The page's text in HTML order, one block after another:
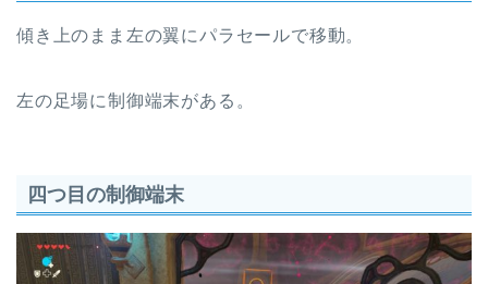
傾き上のまま左の翼にパラセールで移動。
左の足場に制御端末がある。
四つ目の制御端末